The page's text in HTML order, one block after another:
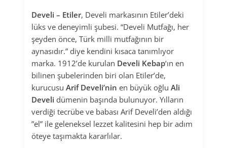
Develi – Etiler, Develi markasının Etiler’deki
lüks ve deneyimli şubesi. “Develi Mutfağı, her
şeyden önce, Türk milli mutfağının bir
aynasıdır.” diye kendini kısaca tanımlıyor
marka. 1912’de kurulan Develi Kebap‘ın en
bilinen şubelerinden biri olan Etiler’de,
kurucusu Arif Develi’nin en büyük oğlu Ali
Develi dümenin başında bulunuyor. Yılların
verdiği tecrübe ve babası Arif Develi’den aldığı
”el” ile geleneksel lezzet kalitesini hep bir adım
öteye taşımakta kararlılar.